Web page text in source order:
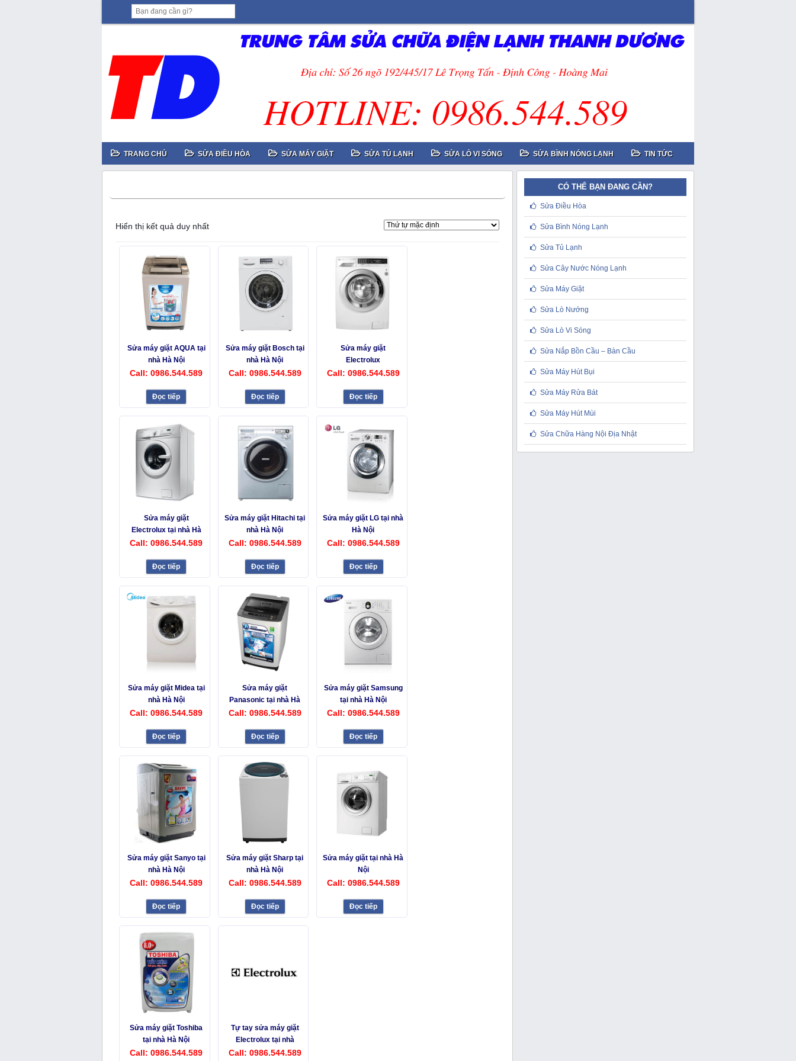
TRANG CHỦ SỬA ĐIỀU HÒA SỬA MÁY GIẶT SỬA TỦ LẠNH SỬA LÒ VI SÓNG SỬA BÌNH NÓNG LẠNH TIN TỨC
Hiển thị kết quả duy nhất
Sửa máy giặt AQUA tại
nhà Hà Nội
Call: 0986.544.589
Đọc tiếp
Sửa máy giặt Bosch tại
nhà Hà Nội
Call: 0986.544.589
Đọc tiếp
Sửa máy giặt
Electrolux
Call: 0986.544.589
Đọc tiếp
Sửa máy giặt
Electrolux tại nhà Hà
Nội
Call: 0986.544.589
Đọc tiếp
Sửa máy giặt Hitachi tại
nhà Hà Nội
Call: 0986.544.589
Đọc tiếp
Sửa máy giặt LG tại nhà
Hà Nội
Call: 0986.544.589
Đọc tiếp
Sửa máy giặt Midea tại
nhà Hà Nội
Call: 0986.544.589
Đọc tiếp
Sửa máy giặt
Panasonic tại nhà Hà
Nội
Call: 0986.544.589
Đọc tiếp
Sửa máy giặt Samsung
tại nhà Hà Nội
Call: 0986.544.589
Đọc tiếp
Sửa máy giặt Sanyo tại
nhà Hà Nội
Call: 0986.544.589
Đọc tiếp
Sửa máy giặt Sharp tại
nhà Hà Nội
Call: 0986.544.589
Đọc tiếp
Sửa máy giặt tại nhà Hà
Nội
Call: 0986.544.589
Đọc tiếp
Sửa máy giặt Toshiba
tại nhà Hà Nội
Call: 0986.544.589
Tự tay sửa máy giặt
Electrolux tại nhà
Call: 0986.544.589
CÓ THỂ BẠN ĐANG CẦN?
Sửa Điều Hòa
Sửa Bình Nóng Lạnh
Sửa Tủ Lạnh
Sửa Cây Nước Nóng Lạnh
Sửa Máy Giặt
Sửa Lò Nướng
Sửa Lò Vi Sóng
Sửa Nắp Bồn Cầu – Bàn Cầu
Sửa Máy Hút Bụi
Sửa Máy Rửa Bát
Sửa Máy Hút Mùi
Sửa Chữa Hàng Nội Địa Nhật